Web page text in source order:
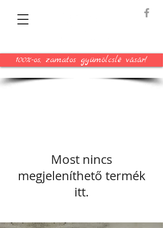
100%-os, zamatos gyümölcslé vásár!
Most nincs
megjeleníthető termék
itt.